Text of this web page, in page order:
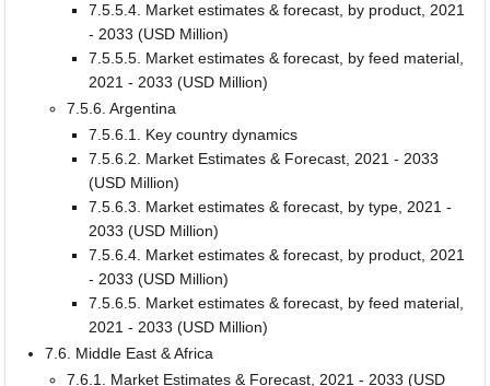
7.5.5.4. Market estimates & forecast, by product, 2021
- 2033 (USD Million)
7.5.5.5. Market estimates & forecast, by feed material,
2021 - 2033 (USD Million)
7.5.6. Argentina
7.5.6.1. Key country dynamics
7.5.6.2. Market Estimates & Forecast, 2021 - 2033
(USD Million)
7.5.6.3. Market estimates & forecast, by type, 2021 -
2033 (USD Million)
7.5.6.4. Market estimates & forecast, by product, 2021
- 2033 (USD Million)
7.5.6.5. Market estimates & forecast, by feed material,
2021 - 2033 (USD Million)
7.6. Middle East & Africa
7.6.1. Market Estimates & Forecast, 2021 - 2033 (USD